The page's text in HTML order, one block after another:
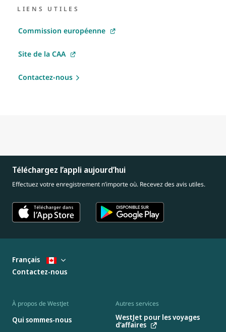
LIENS UTILES
Commission européenne
Site de la CAA
Contactez-nous
Téléchargez l’appli aujourd’hui
Effectuez votre enregistrement n’importe où. Recevez des avis utiles.
À propos de WestJet
Qui sommes-nous
Autres services
WestJet pour les voyages
d’affaires
Français
Contactez-nous